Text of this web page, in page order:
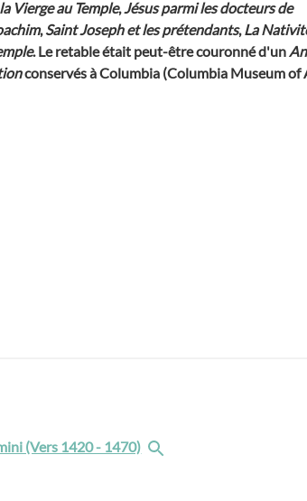
Vierge au Temple,Jésus parmi les docteurs de
,Saint Joseph et les prétendants,La
. Le retable était peut-être couronné d'un
conservés à Columbia (Columbia Museum of
(Vers 1420 - 1470)